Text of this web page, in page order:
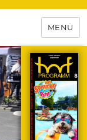
MENÜ